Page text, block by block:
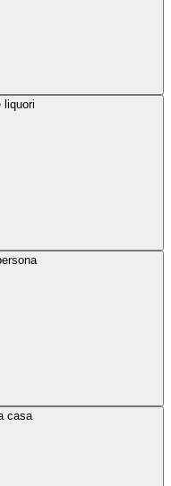
liquori
casa